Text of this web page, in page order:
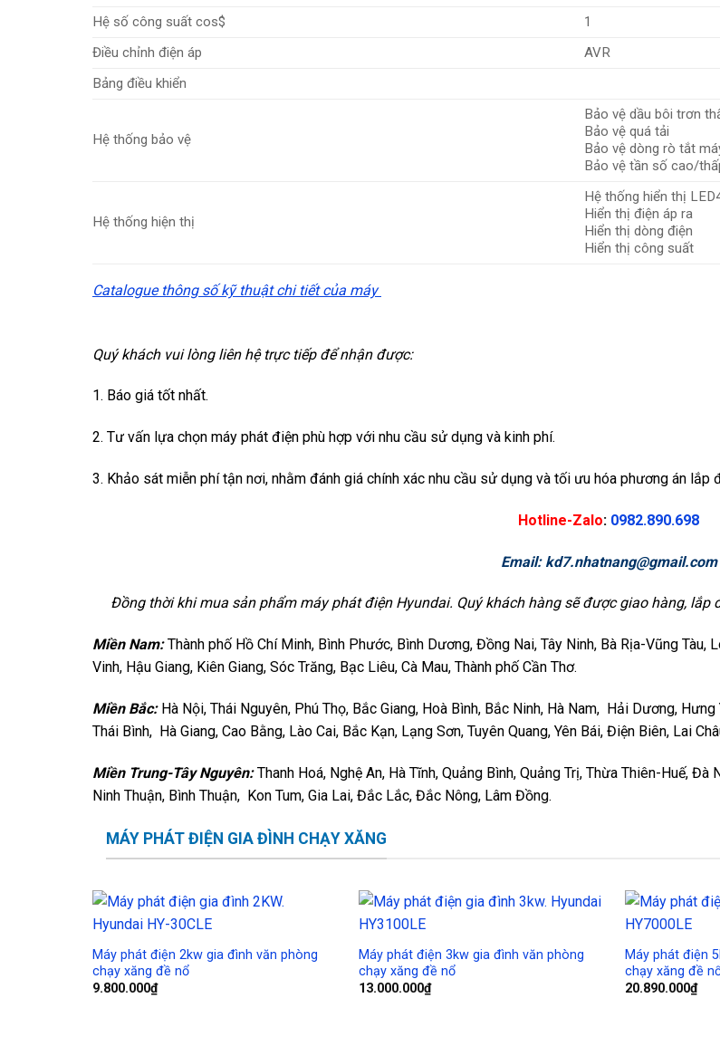
Hệ số công suất cos$
1
Điều chỉnh điện áp
AVR
Bảng điều khiển
Hệ thống bảo vệ
Bảo vệ dầu bôi trơn
Bảo vệ quá tải
Bảo vệ dòng rò tắt
Bảo vệ tần số cao/
Hệ thống hiện thị
Hệ thống hiển thị
Hiển thị điện áp ra
Hiển thị dòng điện
Hiển thị công suất
Catalogue thông số kỹ thuật chi tiết của máy
Quý khách vui lòng liên hệ trực tiếp để nhận được:
1. Báo giá tốt nhất.
2. Tư vấn lựa chọn máy phát điện phù hợp với nhu cầu sử dụng và kinh phí.
3. Khảo sát miễn phí tận nơi, nhằm đánh giá chính xác nhu cầu sử dụng và tối ưu hóa phương án lắp
Hotline-Zalo: 0982.890.698
Email: kd7.nhatnang@gmail.com
Đồng thời khi mua sản phẩm máy phát điện Hyundai. Quý khách hàng sẽ được giao hàng, lắp
Miền Nam:Thành phố Hồ Chí Minh, Bình Phước, Bình Dương, Đồng Nai, Tây Ninh, Bà Rịa-Vũng Tàu,
Vinh, Hậu Giang, Kiên Giang, Sóc Trăng, Bạc Liêu, Cà Mau, Thành phố Cần Thơ.
Miền Bắc: Hà Nội, Thái Nguyên, Phú Thọ, Bắc Giang, Hoà Bình, Bắc Ninh, Hà Nam, Hải Dương,
Thái Bình, Hà Giang, Cao Bằng, Lào Cai, Bắc Kạn, Lạng Sơn, Tuyên Quang, Yên Bái, Điện Biên, Lai
Miền Trung-Tây Nguyên:Thanh Hoá, Nghệ An, Hà Tĩnh, Quảng Bình, Quảng Trị, Thừa Thiên-Huế,
Ninh Thuận, Bình Thuận, Kon Tum, Gia Lai, Đắc Lắc, Đắc Nông, Lâm Đồng.
MÁY PHÁT ĐIỆN GIA ĐÌNH CHẠY XĂNG
Wishlist
Máy phát điện 2kw gia đình văn phòng
chạy xăng đề nổ
9.800.000₫
Wishlist
Máy phát điện 3kw gia đình văn phòng
chạy xăng đề nổ
13.000.000₫
Máy phát điện
chạy xăng đề
20.890.000₫